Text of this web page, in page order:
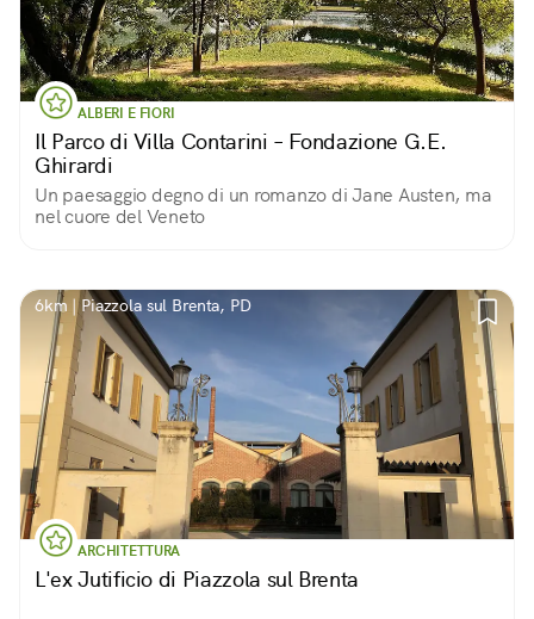
ALBERI E FIORI
Il Parco di Villa Contarini – Fondazione G.E.
Ghirardi
Un paesaggio degno di un romanzo di Jane Austen, ma
nel cuore del Veneto
6km | Piazzola sul Brenta, PD
ARCHITETTURA
L'ex Jutificio di Piazzola sul Brenta